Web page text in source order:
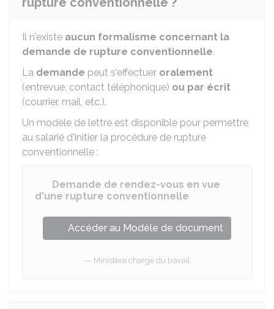
Il n'existe aucun formalisme concernant la
demande de rupture conventionnelle.
La demande peut s'effectuer oralement
(entrevue, contact téléphonique) ou par écrit
(courrier, mail, etc.).
Un modèle de lettre est disponible pour permettre
au salarié d'initier la procédure de rupture
conventionnelle :
Demande de rendez-vous en vue
d'une rupture conventionnelle
Accéder au Modèle de document
Ministère chargé du travail